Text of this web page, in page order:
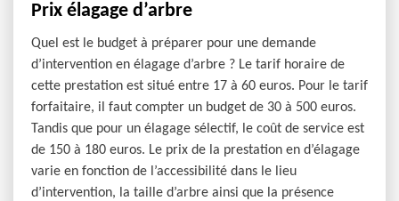
Prix élagage d’arbre
Quel est le budget à préparer pour une demande
d’intervention en élagage d’arbre ? Le tarif horaire de
cette prestation est situé entre 17 à 60 euros. Pour le tarif
forfaitaire, il faut compter un budget de 30 à 500 euros.
Tandis que pour un élagage sélectif, le coût de service est
de 150 à 180 euros. Le prix de la prestation en d’élagage
varie en fonction de l’accessibilité dans le lieu
d’intervention, la taille d’arbre ainsi que la présence